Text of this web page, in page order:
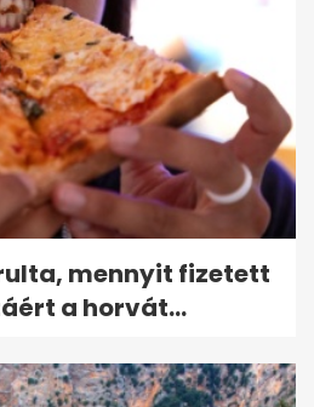
mennyit fizetett
a horvát...